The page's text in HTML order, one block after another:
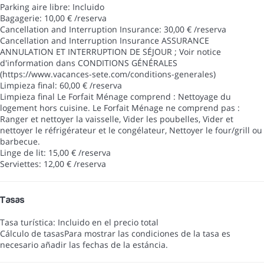
Parking aire libre: Incluido
Bagagerie: 10,00 € /reserva
Cancellation and Interruption Insurance: 30,00 € /reserva
Cancellation and Interruption Insurance ASSURANCE
ANNULATION ET INTERRUPTION DE SÉJOUR ; Voir notice
d'information dans CONDITIONS GÉNÉRALES
(https://www.vacances-sete.com/conditions-generales)
Limpieza final: 60,00 € /reserva
Limpieza final Le Forfait Ménage comprend : Nettoyage du
logement hors cuisine. Le Forfait Ménage ne comprend pas :
Ranger et nettoyer la vaisselle, Vider les poubelles, Vider et
nettoyer le réfrigérateur et le congélateur, Nettoyer le four/grill ou
barbecue.
Linge de lit: 15,00 € /reserva
Serviettes: 12,00 € /reserva
Tasas
Tasa turística: Incluido en el precio total
Cálculo de tasasPara mostrar las condiciones de la tasa es
necesario añadir las fechas de la estáncia.